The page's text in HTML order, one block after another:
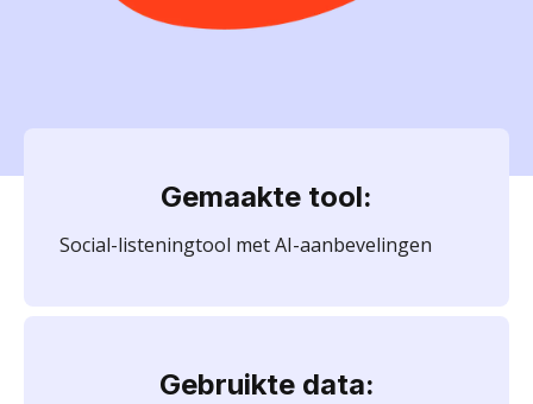
Gemaakte tool:
Social-listeningtool met AI-aanbevelingen
Gebruikte data: